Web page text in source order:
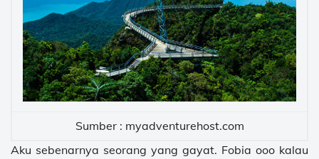
Sumber : myadventurehost.com
Aku sebenarnya seorang yang gayat. Fobia ooo kalau